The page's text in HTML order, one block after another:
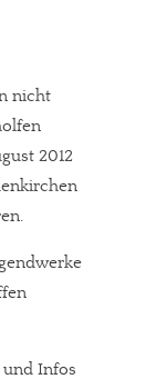
nicht
2012
und Infos